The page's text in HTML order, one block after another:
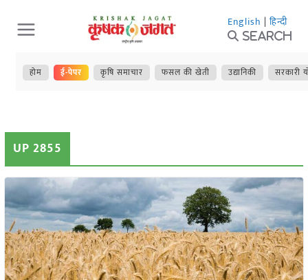
Skip
to
content
English | हिन्दी
Search
होम ई-पेपर कृषि समाचार फसल की खेती उद्यानिकी सरकारी
UP 2855